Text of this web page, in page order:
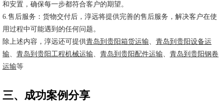
和安置，确保每一步都符合客户的期望。
6.售后服务：货物交付后，淳远将提供完善的售后服务，解决客户在使
用过程中可能遇到的任何问题。
除上述内容，淳远还可提供青岛到贵阳箱货运输、 青岛到贵阳设备运
输、 青岛到贵阳工程机械运输、 青岛到贵阳配件运输、 青岛到贵阳钢卷
运输等
三、成功案例分享